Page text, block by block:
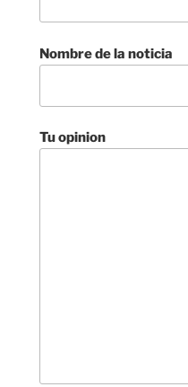
Nombre de la noticia
Tu opinion